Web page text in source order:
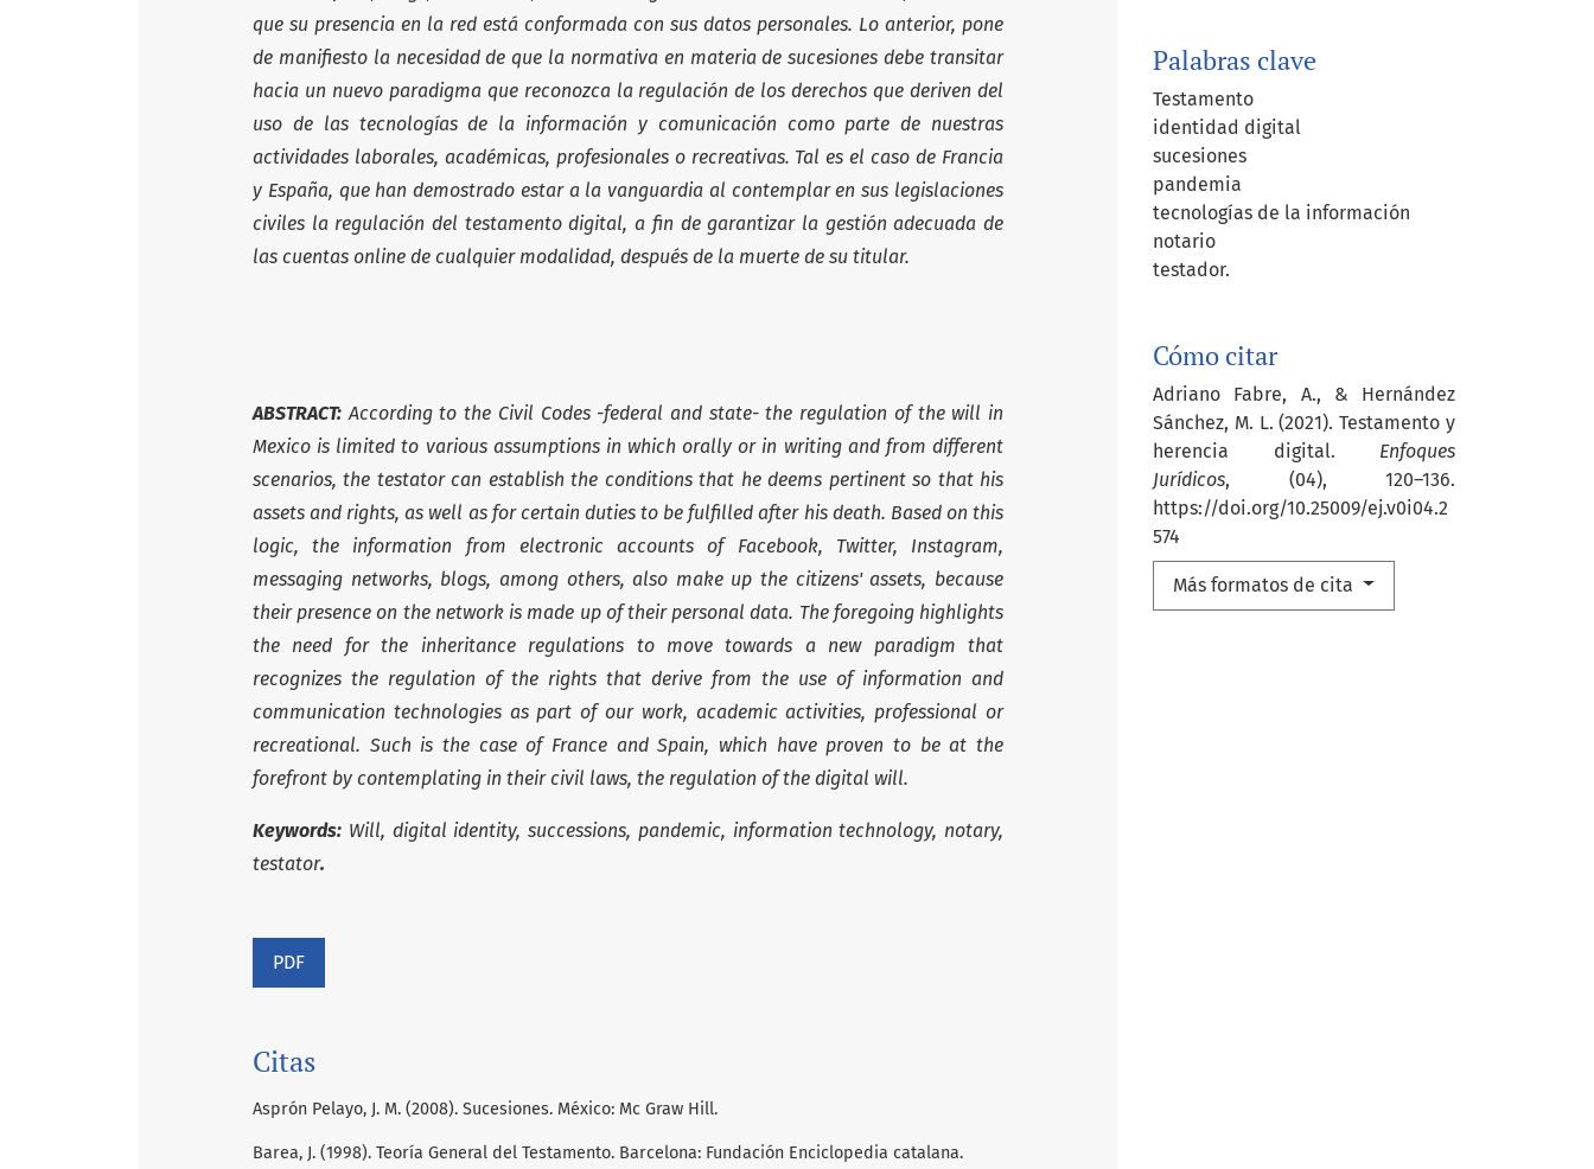
Palabras clave
Testamento
identidad digital
sucesiones
pandemia
tecnologías de la información
notario
testador.
Cómo citar
Adriano Fabre, A., & Hernández
Sánchez, M. L. (2021). Testamento y
herencia digital. Enfoques
Jurídicos, (04), 120–136.
https://doi.org/10.25009/ej.v0i04.2
574
Más formatos de cita
que su presencia en la red está conformada con sus datos personales. Lo anterior, pone
de manifiesto la necesidad de que la normativa en materia de sucesiones debe transitar
hacia un nuevo paradigma que reconozca la regulación de los derechos que deriven del
uso de las tecnologías de la información y comunicación como parte de nuestras
actividades laborales, académicas, profesionales o recreativas. Tal es el caso de Francia
y España, que han demostrado estar a la vanguardia al contemplar en sus legislaciones
civiles la regulación del testamento digital, a fin de garantizar la gestión adecuada de
las cuentas online de cualquier modalidad, después de la muerte de su titular.
ABSTRACT:According to the Civil Codes -federal and state- the regulation of the will in
Mexico is limited to various assumptions in which orally or in writing and from different
scenarios, the testator can establish the conditions that he deems pertinent so that his
assets and rights, as well as for certain duties to be fulfilled after his death. Based on this
logic, the information from electronic accounts of Facebook, Twitter, Instagram,
messaging networks, blogs, among others, also make up the citizens' assets, because
their presence on the network is made up of their personal data. The foregoing highlights
the need for the inheritance regulations to move towards a new paradigm that
recognizes the regulation of the rights that derive from the use of information and
communication technologies as part of our work, academic activities, professional or
recreational. Such is the case of France and Spain, which have proven to be at the
forefront by contemplating in their civil laws, the regulation of the digital will.
Keywords: Will, digital identity, successions, pandemic, information technology, notary,
testator.
PDF
Citas
Asprón Pelayo, J. M. (2008). Sucesiones. México: Mc Graw Hill.
Barea, J. (1998). Teoría General del Testamento. Barcelona: Fundación Enciclopedia catalana.